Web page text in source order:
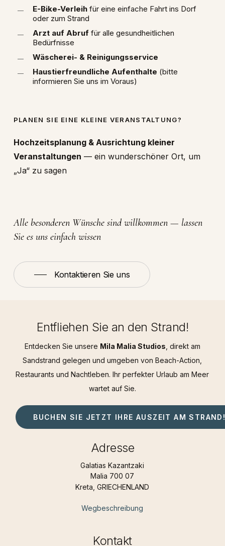
E-Bike-Verleihfür eine einfache Fahrt ins Dorf
oder zum Strand
Arzt auf Abruffür alle gesundheitlichen
Bedürfnisse
Wäscherei- & Reinigungsservice
Haustierfreundliche Aufenthalte (bitte
informieren Sie uns im Voraus)
PLANEN SIE EINE KLEINE VERANSTALTUNG?
Hochzeitsplanung & Ausrichtung kleiner
Veranstaltungen — ein wunderschöner Ort, um
„Ja“ zu sagen
Alle besonderen Wünsche sind willkommen — lassen
Sie es uns einfach wissen
Kontaktieren Sie uns
Entfliehen Sie an den Strand!
Entdecken Sie unsere Mila Malia Studios , direkt am
Sandstrand gelegen und umgeben von Beach-Action,
Restaurants und Nachtleben. Ihr perfekter Urlaub am Meer
wartet auf Sie.
BUCHEN SIE JETZT IHRE AUSZEIT AM
Adresse
Galatias Kazantzaki
Malia 700 07
Kreta, GRIECHENLAND
Wegbeschreibung
Kontakt